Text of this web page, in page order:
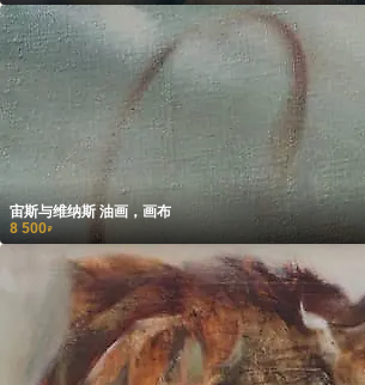
宙斯与维纳斯 油画，画布
8 500₽